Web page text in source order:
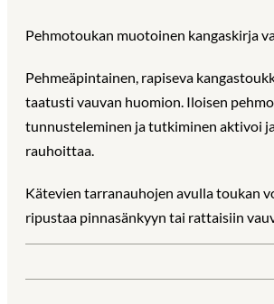
Pehmotoukan muotoinen kangaskirja
Pehmeäpintainen, rapiseva
taatusti vauvan huomion. Iloisen
tunnusteleminen ja tutkiminen aktivoi
rauhoittaa.
Kätevien tarranauhojen avulla toukan
ripustaa pinnasänkyyn tai rattaisiin